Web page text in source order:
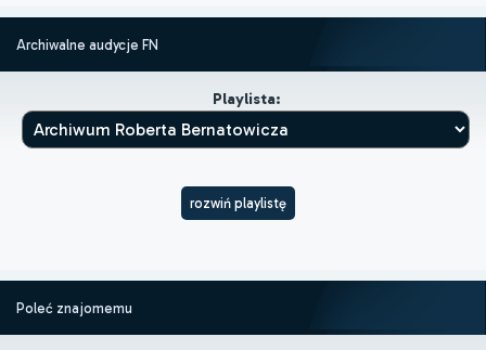
Archiwalne audycje FN
Playlista:
rozwiń playlistę
Poleć znajomemu